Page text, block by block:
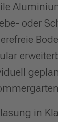
oder
in